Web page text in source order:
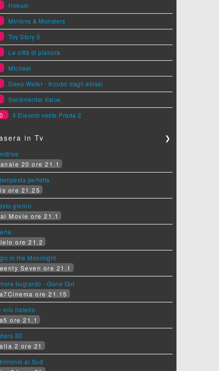
Hokum
Minions & Monsters
Toy Story 5
Le città di pianura
Michael
Deep Water - Incubo dagli abissi
Sentimental Value
Il Diavolo veste Prada 2
in Tv ❯
20 ore 21.1
perfetta
ore 21.25
giorno
Movie ore 21.1
ore 21.2
in the Moonlight
Seven ore 21.1
bugiardo - Gone Girl
ore 21.15
mio fratello
ore 21.1
3D
2 ore 21
al Sud